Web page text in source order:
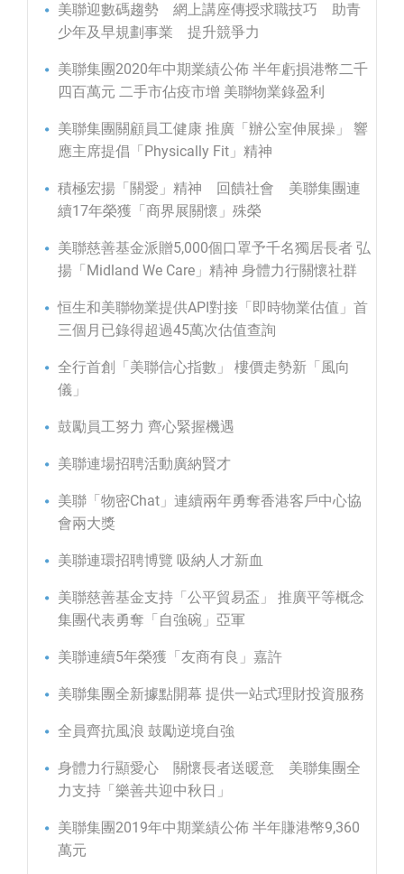
美聯迎數碼趨勢 網上講座傳授求職技巧 助青
少年及早規劃事業 提升競爭力
美聯集團2020年中期業績公佈 半年虧損港幣二千
四百萬元 二手市佔疫市增 美聯物業錄盈利
美聯集團關顧員工健康 推廣「辦公室伸展操」 響
應主席提倡「Physically Fit」精神
積極宏揚「關愛」精神 回饋社會 美聯集團連
續17年榮獲「商界展關懷」殊榮
美聯慈善基金派贈5,000個口罩予千名獨居長者 弘
揚「Midland We Care」精神 身體力行關懷社群
恒生和美聯物業提供API對接「即時物業估值」首
三個月已錄得超過45萬次估值查詢
全行首創「美聯信心指數」 樓價走勢新「風向
儀」
鼓勵員工努力 齊心緊握機遇
美聯連場招聘活動廣納賢才
美聯「物密Chat」連續兩年勇奪香港客戶中心協
會兩大獎
美聯連環招聘博覽 吸納人才新血
美聯慈善基金支持「公平貿易盃」 推廣平等概念
集團代表勇奪「自強碗」亞軍
美聯連續5年榮獲「友商有良」嘉許
美聯集團全新據點開幕 提供一站式理財投資服務
全員齊抗風浪 鼓勵逆境自強
身體力行顯愛心 關懷長者送暖意 美聯集團全
力支持「樂善共迎中秋日」
美聯集團2019年中期業績公佈 半年賺港幣9,360
萬元